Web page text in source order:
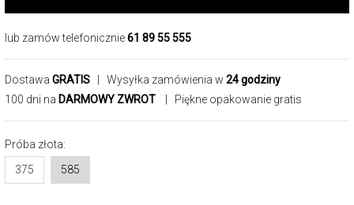
lub zamów telefonicznie61 89 55 555
Dostawa GRATIS | Wysyłka zamówienia w 24 godziny
100 dni na DARMOWY ZWROT | Piękne opakowanie gratis
Próba złota:
375
585